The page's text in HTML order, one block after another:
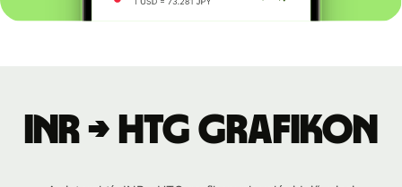
INR → HTG grafikon